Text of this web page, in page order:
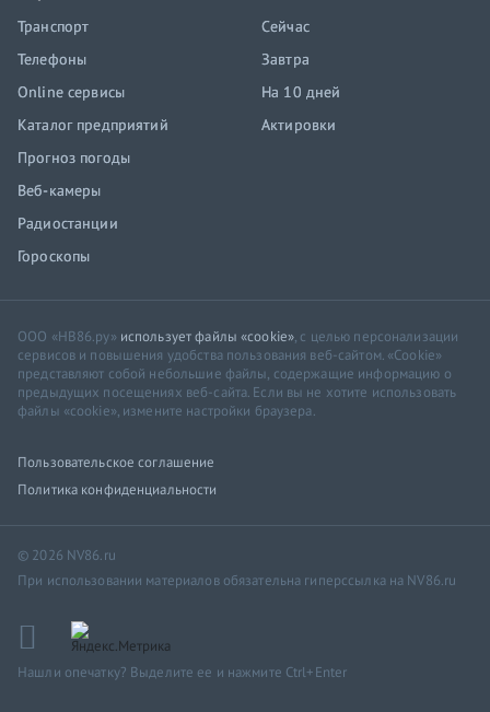
Транспорт
Телефоны
Online сервисы
Каталог предприятий
Прогноз погоды
Веб-камеры
Радиостанции
Гороскопы
Сейчас
Завтра
На 10 дней
Актировки
ООО «НВ86.ру» использует файлы «cookie», с целью персонализации
сервисов и повышения удобства пользования веб-сайтом. «Cookie»
представляют собой небольшие файлы, содержащие информацию о
предыдущих посещениях веб-сайта. Если вы не хотите использовать
файлы «cookie», измените настройки браузера.
Пользовательское соглашение
Политика конфиденциальности
© 2026 NV86.ru
При использовании материалов обязательна гиперссылка на NV86.ru
Нашли опечатку? Выделите ее и нажмите Ctrl+Enter